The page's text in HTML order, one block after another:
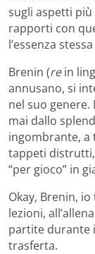
sugli aspetti
rapporti con
l’essenza
Brenin (rein
annusano, si
nel suo
mai dallo
ingombrante, a
tappeti
“per gioco” in
Okay, Brenin,
lezioni,
partite durante
trasferta.